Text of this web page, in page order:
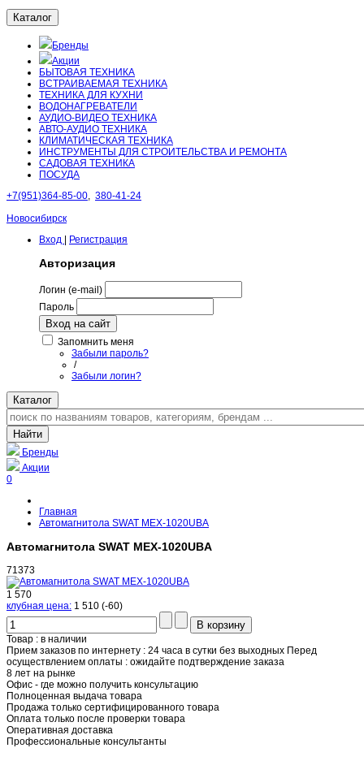
Каталог
Бренды
Акции
БЫТОВАЯ ТЕХНИКА
ВСТРАИВАЕМАЯ ТЕХНИКА
ТЕХНИКА ДЛЯ КУХНИ
ВОДОНАГРЕВАТЕЛИ
АУДИО-ВИДЕО ТЕХНИКА
АВТО-АУДИО ТЕХНИКА
КЛИМАТИЧЕСКАЯ ТЕХНИКА
ИНСТРУМЕНТЫ ДЛЯ СТРОИТЕЛЬСТВА И РЕМОНТА
САДОВАЯ ТЕХНИКА
ПОСУДА
+7(951)364-85-00, 380-41-24
Новосибирск
Вход | Регистрация
Авторизация
Логин (e-mail)
Пароль
Вход на сайт
Запомнить меня
Забыли пароль?
/
Забыли логин?
Каталог
Найти
Бренды
Акции
0
Главная
Автомагнитола SWAT MEX-1020UBA
Автомагнитола SWAT MEX-1020UBA
71373
1 570
клубная цена: 1 510 (-60)
Товар : в наличии
Прием заказов по интернету : 24 часа в сутки без выходных Перед
осуществлением оплаты : ожидайте подтверждение заказа
8 лет на рынке
Офис - где можно получить консультацию
Полноценная выдача товара
Продажа только сертифицированного товара
Оплата только после проверки товара
Оперативная доставка
Профессиональные консультанты